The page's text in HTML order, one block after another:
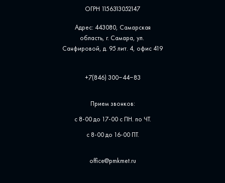
ОГРН 1156313052147
Адрес: 443080, Самарская
область, г. Самара, ул. ​
Санфировой, д. 95 лит. 4, офис ​419
+7(846) 300‒44‒83
Прием звонков:
с 8-00 до 17-00 с ПН. по ЧТ.
с 8-00 до 16-00 ПТ.
office@pmkmet.ru